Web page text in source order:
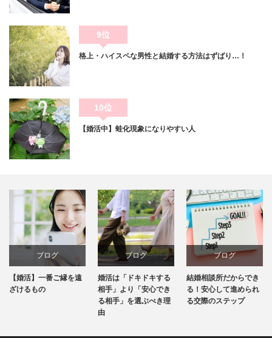
9位
格上・ハイスペな男性と結婚する方法はずばり…！
10位
【婚活中】蛙化現象になりやすい人
ブログ
婚活は「ドキドキする
相手」より「安心でき
る相手」を選ぶべき理
ブログ
結婚相談所だからでき
る！安心して進められ
る交際のステップ
ブログ
お見合いで結婚後
はどこまでしたら
のでしょうか？